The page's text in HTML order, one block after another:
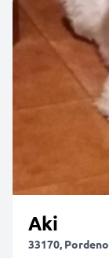
Aki
33170,